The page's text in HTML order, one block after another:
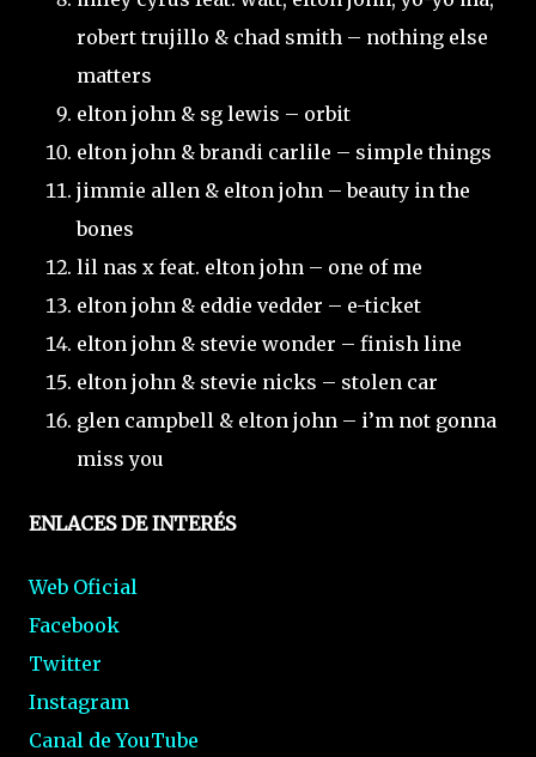
robert trujillo & chad smith – nothing else
matters
elton john & sg lewis – orbit
elton john & brandi carlile – simple things
jimmie allen & elton john – beauty in the
bones
lil nas x feat. elton john – one of me
elton john & eddie vedder – e-ticket
elton john & stevie wonder – finish line
elton john & stevie nicks – stolen car
glen campbell & elton john – i’m not gonna
miss you
ENLACES DE INTERÉS
Web Oficial
Facebook
Twitter
Instagram
Canal de YouTube